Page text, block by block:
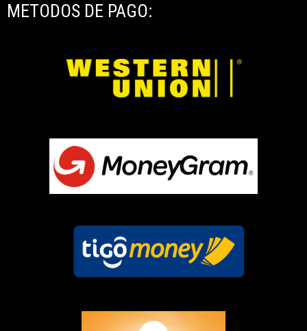
METODOS DE PAGO: